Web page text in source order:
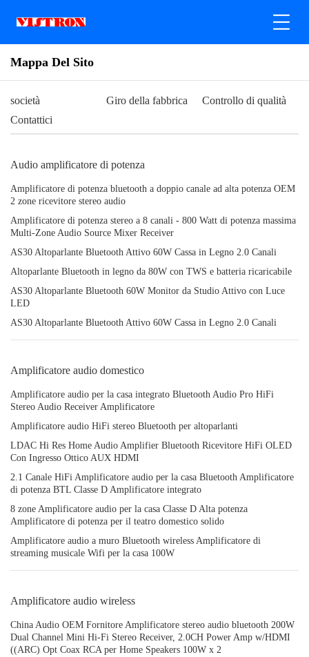
Mappa Del Sito
società Giro della fabbrica
Controllo di qualità
Contattici
Audio amplificatore di potenza
Amplificatore di potenza bluetooth a doppio canale ad alta potenza OEM
2 zone ricevitore stereo audio
Amplificatore di potenza stereo a 8 canali - 800 Watt di potenza massima
Multi-Zone Audio Source Mixer Receiver
AS30 Altoparlante Bluetooth Attivo 60W Cassa in Legno 2.0 Canali
Altoparlante Bluetooth in legno da 80W con TWS e batteria ricaricabile
AS30 Altoparlante Bluetooth 60W Monitor da Studio Attivo con Luce
LED
AS30 Altoparlante Bluetooth Attivo 60W Cassa in Legno 2.0 Canali
Amplificatore audio domestico
Amplificatore audio per la casa integrato Bluetooth Audio Pro HiFi
Stereo Audio Receiver Amplificatore
Amplificatore audio HiFi stereo Bluetooth per altoparlanti
LDAC Hi Res Home Audio Amplifier Bluetooth Ricevitore HiFi OLED
Con Ingresso Ottico AUX HDMI
2.1 Canale HiFi Amplificatore audio per la casa Bluetooth Amplificatore
di potenza BTL Classe D Amplificatore integrato
8 zone Amplificatore audio per la casa Classe D Alta potenza
Amplificatore di potenza per il teatro domestico solido
Amplificatore audio a muro Bluetooth wireless Amplificatore di
streaming musicale Wifi per la casa 100W
Amplificatore audio wireless
China Audio OEM Fornitore Amplificatore stereo audio bluetooth 200W
Dual Channel Mini Hi-Fi Stereo Receiver, 2.0CH Power Amp w/HDMI
((ARC) Opt Coax RCA per Home Speakers 100W x 2